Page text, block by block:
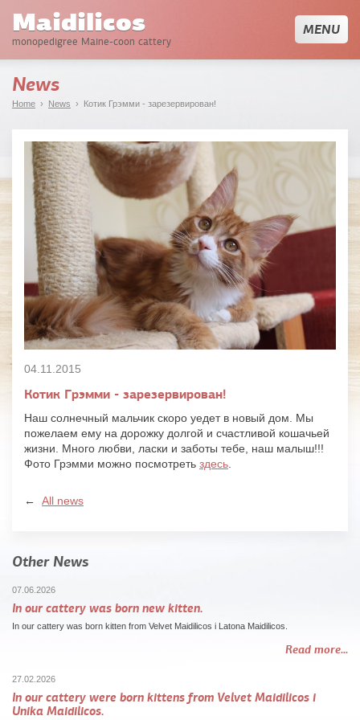
Maidilicos
monopedigree Maine-coon cattery
News
Home › News › Котик Грэмми - зарезервирован!
04.11.2015
Котик Грэмми - зарезервирован!
Наш солнечный мальчик скоро уедет в новый дом. Мы
пожелаем ему на дорожку долгой и счастливой кошачьей
жизни. Много любви, ласки и заботы тебе, наш малыш!!!
Фото Грэмми можно посмотреть здесь
← All news
MENU
Other News
07.06.2026
In our cattery was born new kitten.
In our cattery was born kitten from Velvet Maidilicos i Latona Maidilicos.
Read more...
27.02.2026
In our cattery were born kittens from Velvet Maidilicos i
Unika Maidilicos.